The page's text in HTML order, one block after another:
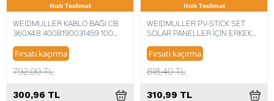
Hızlı Teslimat
WEIDMULLER KABLO BAĞI CB
360X4.8 4008190031459 100
Fırsatı kaçırma
792,00 TL
300,96 TL
Hızlı Teslimat
WEIDMULLER PV-STICK SET
SOLAR PANELLER İÇİN ERKEK
4050118225723
Fırsatı kaçırma
818,40 TL
310,99 TL